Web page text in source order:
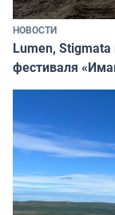
НОВОСТИ
Lumen,
фестиваля